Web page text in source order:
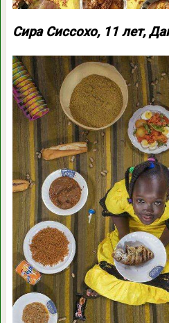
Сира Сиссохо, 11 лет,